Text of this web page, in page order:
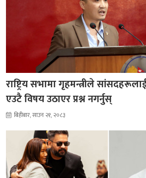
राष्ट्रिय सभामा गृहमन्त्रीले
एउटै विषय उठाएर प्रश्न नगर्नुस्
बिहीबार, साउन २१, २०८३